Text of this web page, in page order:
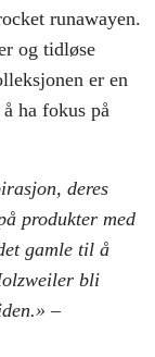
runawayen.
og tidløse
er en
ha fokus på
deres
produkter med
gamle til å
bli
–